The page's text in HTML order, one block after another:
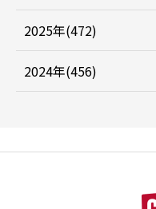
2025年(472)
2024年(456)